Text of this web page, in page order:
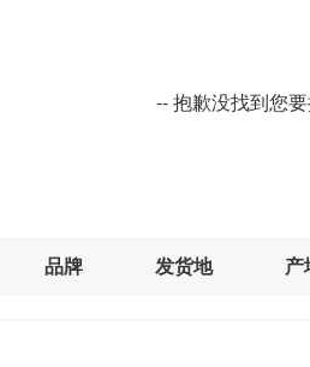
-- 抱歉没找到您
品牌 发货地 产